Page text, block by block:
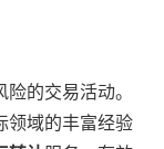
的交易活动。
领域的丰富经验